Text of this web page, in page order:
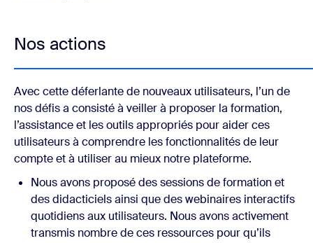
Nos actions
Avec cette déferlante de nouveaux utilisateurs, l’un de
nos défis a consisté à veiller à proposer la formation,
l’assistance et les outils appropriés pour aider ces
utilisateurs à comprendre les fonctionnalités de leur
compte et à utiliser au mieux notre plateforme.
Nous avons proposé des sessions de formation et
des didacticiels ainsi que des webinaires interactifs
quotidiens aux utilisateurs. Nous avons activement
transmis nombre de ces ressources pour qu’ils